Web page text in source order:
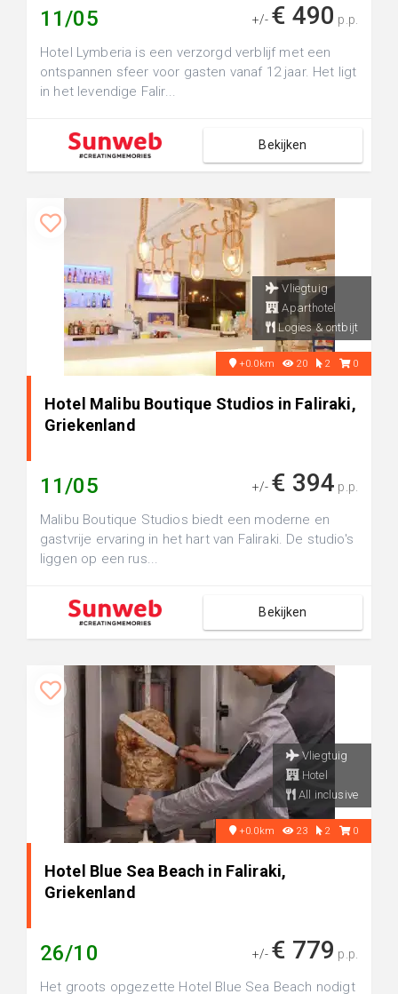
11/05 +/- € 490 p.p.
Hotel Lymberia is een verzorgd verblijf met een
ontspannen sfeer voor gasten vanaf 12 jaar. Het ligt
in het levendige Falir...
Bekijken
Vliegtuig
Aparthotel
Logies & ontbijt
+0.0km 20 2 0
Hotel Malibu Boutique Studios in Faliraki,
Griekenland
11/05 +/- € 394 p.p.
Malibu Boutique Studios biedt een moderne en
gastvrije ervaring in het hart van Faliraki. De studio's
liggen op een rus...
Bekijken
Vliegtuig
Hotel
All inclusive
+0.0km 23 2 0
Hotel Blue Sea Beach in Faliraki,
Griekenland
26/10 +/- € 779 p.p.
Het groots opgezette Hotel Blue Sea Beach nodigt